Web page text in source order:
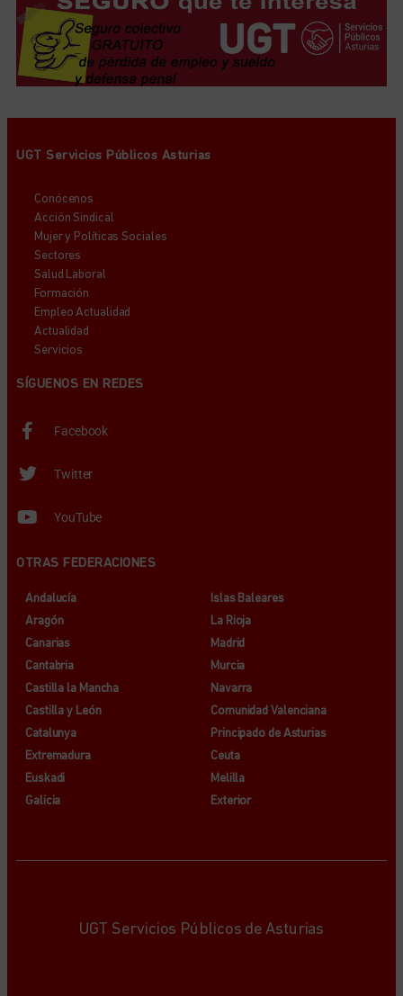
UGT Servicios Públicos Asturias
Conócenos
Acción Sindical
Mujer y Políticas Sociales
Sectores
Salud Laboral
Formación
Empleo Actualidad
Actualidad
Servicios
SÍGUENOS EN REDES
Facebook
Twitter
YouTube
OTRAS FEDERACIONES
Andalucía
Aragón
Canarias
Cantabria
Castilla la Mancha
Castilla y León
Catalunya
Extremadura
Euskadi
Galicia
Islas Baleares
La Rioja
Madrid
Murcia
Navarra
Comunidad Valenciana
Principado de Asturias
Ceuta
Melilla
Exterior
UGT Servicios Públicos de Asturias